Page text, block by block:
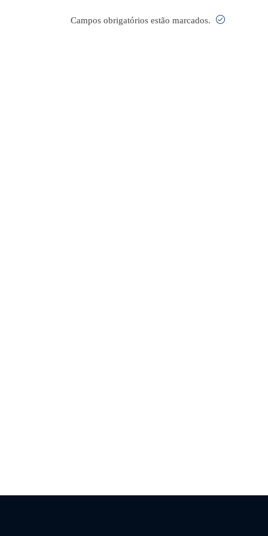
Campos obrigatórios estão marcados.